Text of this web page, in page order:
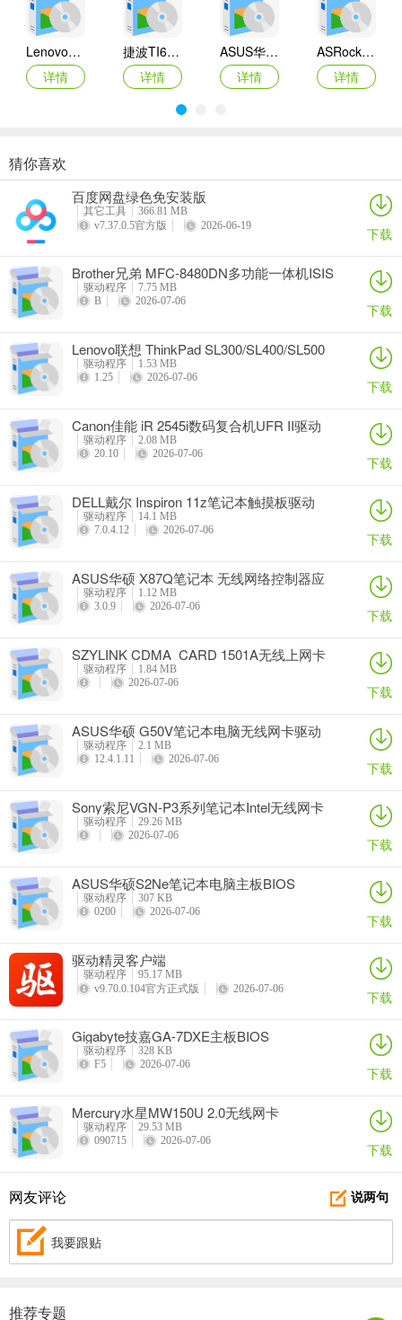
Lenovo联想 Ideapad Z465/Z565系列笔记本 声卡驱动
详情
捷波TI61AG-A主板BIOS
详情
ASUS华硕F1A55-M LX3 R2.0主板BIOS
详情
ASRock华擎IMB-A160主板BIOS
详情
奥睿科PAS3062-2E/PAS3062-2S/PAS3064-2S2E系列扩展卡驱动
详情
Canon佳能 PowerShot A310 WIA驱动
详情
AMD Mobility Radeon HD 2000/HD 3000/HD 4000/HD 5000系列移动显卡催化剂驱动
映泰Hi-Fi H77S 5.x主板BIOS
猜你喜欢
百度网盘绿色免安装版
其它工具
366.81 MB
v7.37.0.5官方版
2026-06-19 下载
Brother兄弟 MFC-8480DN多功能一体机ISIS
驱动
驱动程序
7.75 MB
B
2026-07-06 下载
Lenovo联想 ThinkPad SL300/SL400/SL500
笔记本BIOS
驱动程序
1.53 MB
1.25
2026-07-06 下载
Canon佳能 iR 2545i数码复合机UFR II驱动
驱动程序
2.08 MB
20.10
2026-07-06 下载
DELL戴尔 Inspiron 11z笔记本触摸板驱动
驱动程序
14.1 MB
7.0.4.12
2026-07-06 下载
ASUS华硕 X87Q笔记本 无线网络控制器应
用程序
驱动程序
1.12 MB
3.0.9
2026-07-06 下载
SZYLINK CDMA_CARD 1501A无线上网卡
驱动程序
1.84 MB
2026-07-06
下载
ASUS华硕 G50V笔记本电脑无线网卡驱动
驱动程序
2.1 MB
12.4.1.11
2026-07-06 下载
Sony索尼VGN-P3系列笔记本Intel无线网卡
驱动
驱动程序
29.26 MB
2026-07-06
下载
ASUS华硕S2Ne笔记本电脑主板BIOS
驱动程序
307 KB
0200
2026-07-06 下载
驱动精灵客户端
驱动程序
95.17 MB
v9.70.0.104官方正式版
2026-07-06 下载
Gigabyte技嘉GA-7DXE主板BIOS
驱动程序
328 KB
F5
2026-07-06 下载
Mercury水星MW150U 2.0无线网卡
驱动程序
29.53 MB
090715
2026-07-06 下载
说两句
网友评论
我要跟贴
推荐专题